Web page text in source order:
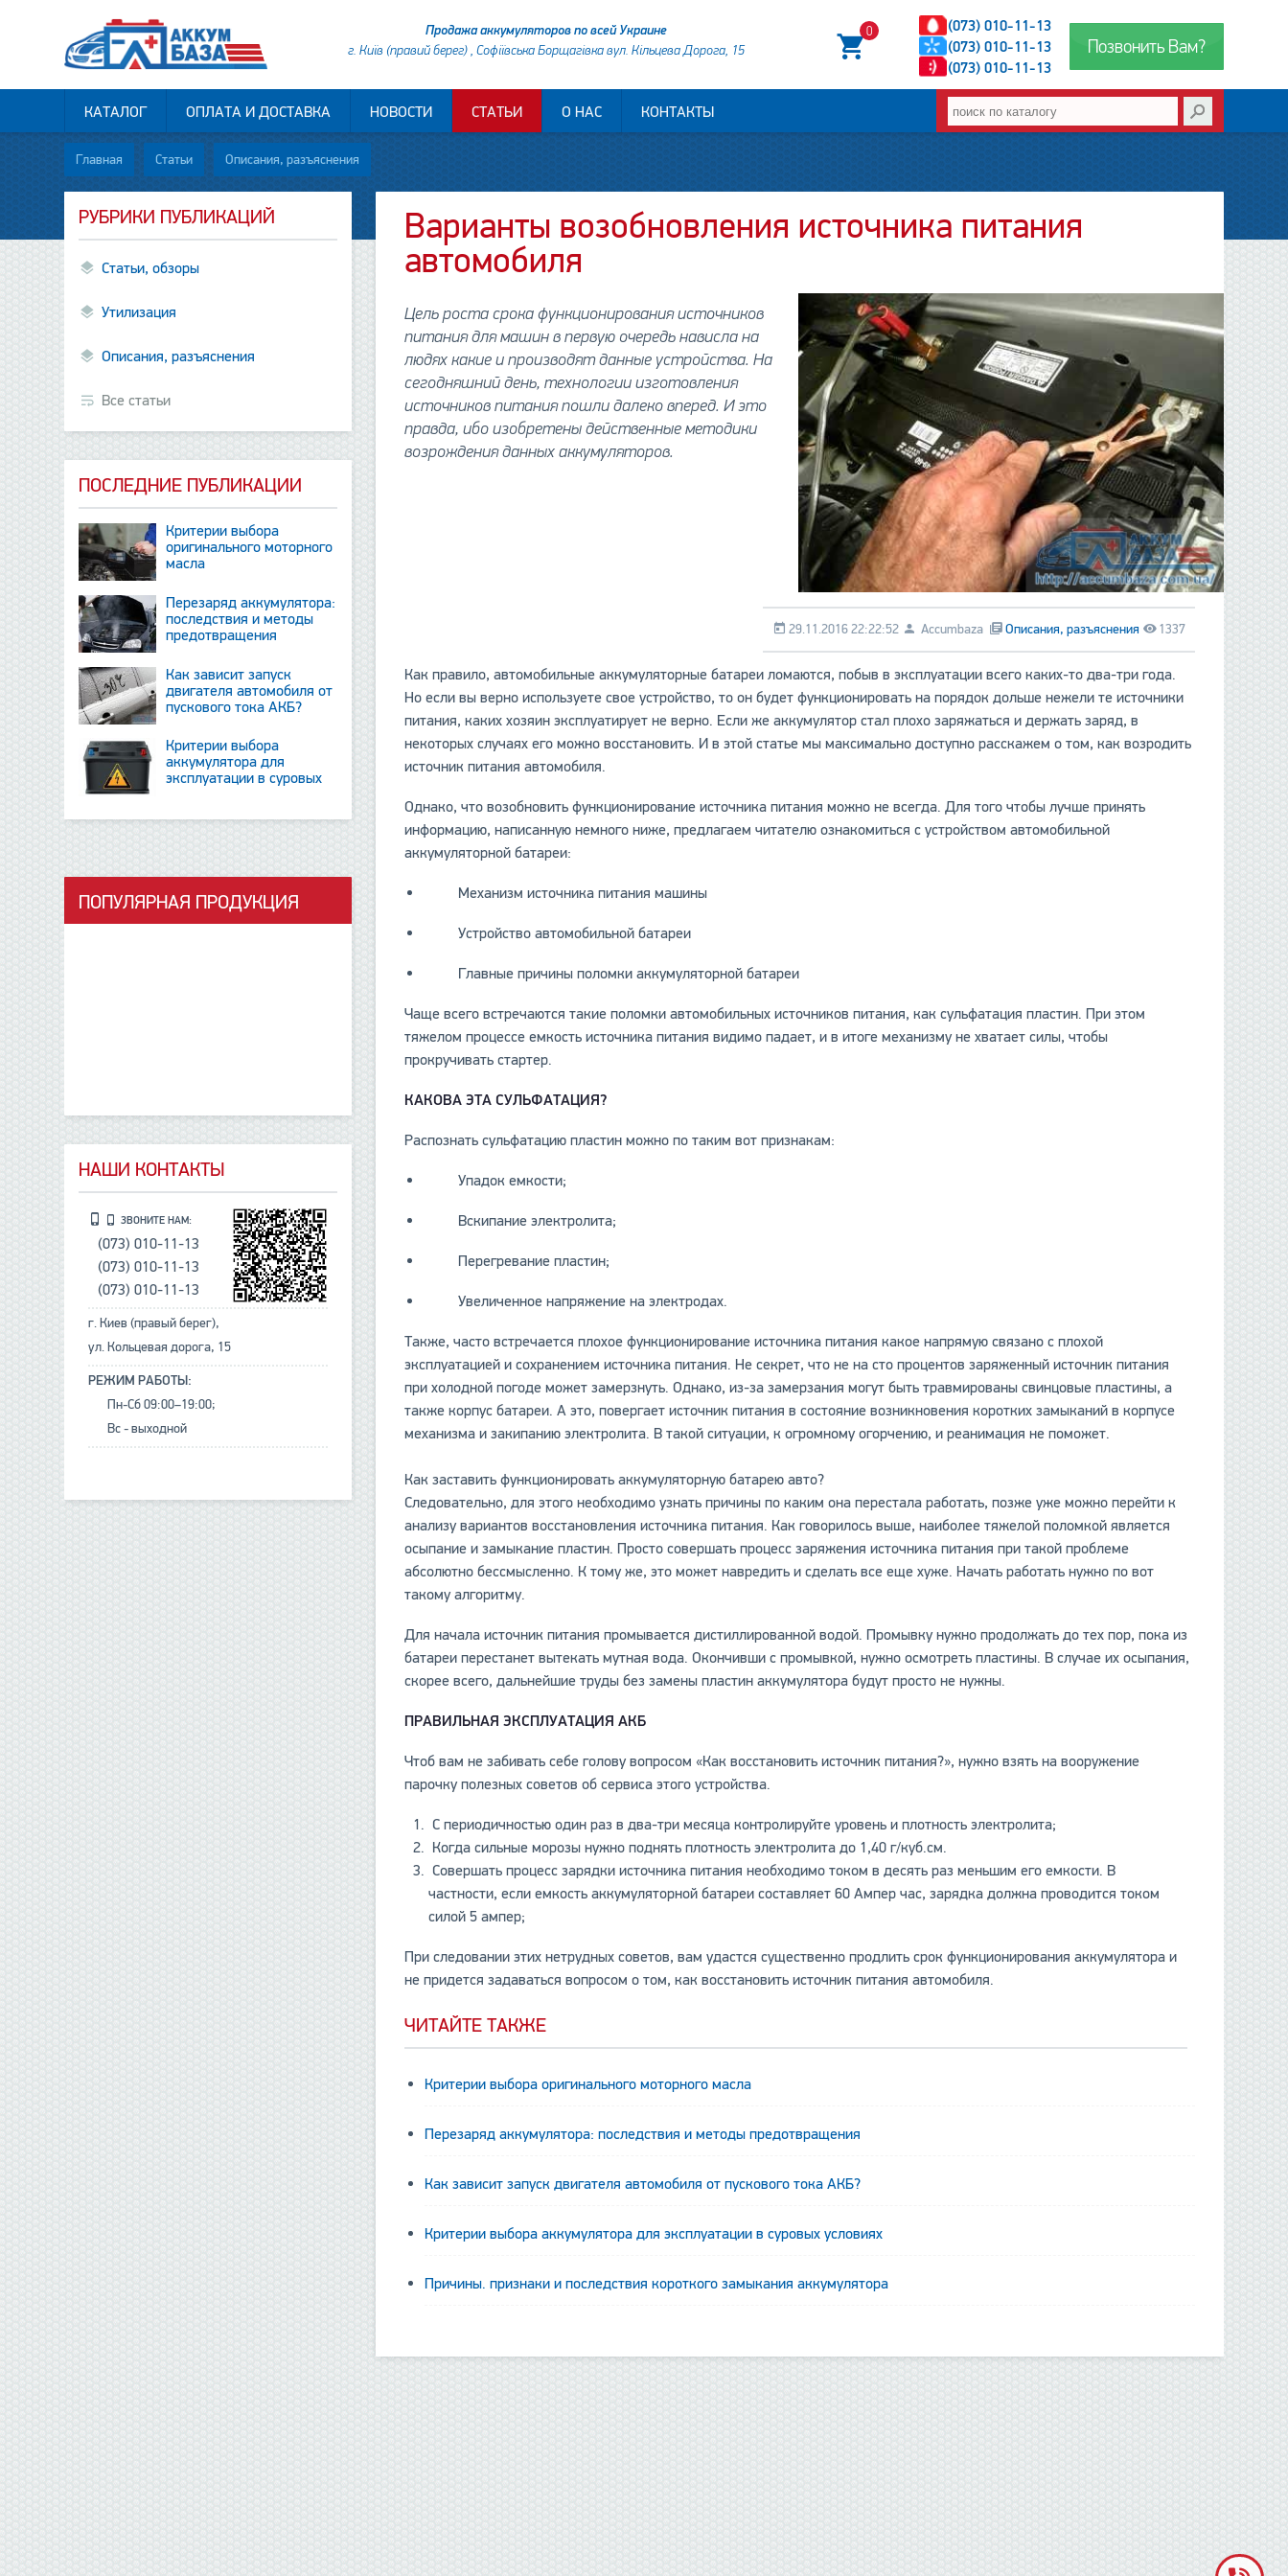
Позвонить Вам?
(073) 010-11-13
(073) 010-11-13
(073) 010-11-13
0
Продажа аккумуляторов по всей Украине
г. Київ (правий берег) , Софіївська Борщагівка вул. Кільцева Дорога, 15
КАТАЛОГ ОПЛАТА И ДОСТАВКА НОВОСТИ СТАТЬИ О НАС КОНТАКТЫ
Главная Статьи Описания, разъяснения
Варианты возобновления источника питания
автомобиля
Цель роста срока функционирования источников
питания для машин в первую очередь нависла на
людях какие и производят данные устройства. На
сегодняшний день, технологии изготовления
источников питания пошли далеко вперед. И это
правда, ибо изобретены действенные методики
возрождения данных аккумуляторов.
Описания, разъяснения 1337
29.11.2016 22:22:52 Accumbaza
Как правило, автомобильные аккумуляторные батареи ломаются, побыв в эксплуатации всего каких-то два-три года.
Но если вы верно используете свое устройство, то он будет функционировать на порядок дольше нежели те источники
питания, каких хозяин эксплуатирует не верно. Если же аккумулятор стал плохо заряжаться и держать заряд, в
некоторых случаях его можно восстановить. И в этой статье мы максимально доступно расскажем о том, как возродить
источник питания автомобиля.
Однако, что возобновить функционирование источника питания можно не всегда. Для того чтобы лучше принять
информацию, написанную немного ниже, предлагаем читателю ознакомиться с устройством автомобильной
аккумуляторной батареи:
Механизм источника питания машины
Устройство автомобильной батареи
Главные причины поломки аккумуляторной батареи
Чаще всего встречаются такие поломки автомобильных источников питания, как сульфатация пластин. При этом
тяжелом процессе емкость источника питания видимо падает, и в итоге механизму не хватает силы, чтобы
прокручивать стартер.
КАКОВА ЭТА СУЛЬФАТАЦИЯ?
Распознать сульфатацию пластин можно по таким вот признакам:
Упадок емкости;
Вскипание электролита;
Перегревание пластин;
Увеличенное напряжение на электродах.
Также, часто встречается плохое функционирование источника питания какое напрямую связано с плохой
эксплуатацией и сохранением источника питания. Не секрет, что не на сто процентов заряженный источник питания
при холодной погоде может замерзнуть. Однако, из-за замерзания могут быть травмированы свинцовые пластины, а
также корпус батареи. А это, повергает источник питания в состояние возникновения коротких замыканий в корпусе
механизма и закипанию электролита. В такой ситуации, к огромному огорчению, и реанимация не поможет.
Как заставить функционировать аккумуляторную батарею авто?
Следовательно, для этого необходимо узнать причины по каким она перестала работать, позже уже можно перейти к
анализу вариантов восстановления источника питания. Как говорилось выше, наиболее тяжелой поломкой является
осыпание и замыкание пластин. Просто совершать процесс заряжения источника питания при такой проблеме
абсолютно бессмысленно. К тому же, это может навредить и сделать все еще хуже. Начать работать нужно по вот
такому алгоритму.
Для начала источник питания промывается дистиллированной водой. Промывку нужно продолжать до тех пор, пока из
батареи перестанет вытекать мутная вода. Окончивши с промывкой, нужно осмотреть пластины. В случае их осыпания,
скорее всего, дальнейшие труды без замены пластин аккумулятора будут просто не нужны.
ПРАВИЛЬНАЯ ЭКСПЛУАТАЦИЯ АКБ
Чтоб вам не забивать себе голову вопросом «Как восстановить источник питания?», нужно взять на вооружение
парочку полезных советов об сервиса этого устройства.
С периодичностью один раз в два-три месяца контролируйте уровень и плотность электролита;
Когда сильные морозы нужно поднять плотность электролита до 1,40 г/куб.см.
Совершать процесс зарядки источника питания необходимо током в десять раз меньшим его емкости. В
частности, если емкость аккумуляторной батареи составляет 60 Ампер час, зарядка должна проводится током
силой 5 ампер;
При следовании этих нетрудных советов, вам удастся существенно продлить срок функционирования аккумулятора и
не придется задаваться вопросом о том, как восстановить источник питания автомобиля.
ЧИТАЙТЕ ТАКЖЕ
Критерии выбора оригинального моторного масла
Перезаряд аккумулятора: последствия и методы предотвращения
Как зависит запуск двигателя автомобиля от пускового тока АКБ?
Критерии выбора аккумулятора для эксплуатации в суровых условиях
Причины. признаки и последствия короткого замыкания аккумулятора
РУБРИКИ ПУБЛИКАЦИЙ
Статьи, обзоры
Утилизация
Описания, разъяснения
Все статьи
ПОСЛЕДНИЕ ПУБЛИКАЦИИ
Критерии выбора
оригинального моторного
масла
Перезаряд аккумулятора:
последствия и методы
предотвращения
Как зависит запуск
двигателя автомобиля от
пускового тока АКБ?
Критерии выбора
аккумулятора для
эксплуатации в суровых
ПОПУЛЯРНАЯ ПРОДУКЦИЯ
НАШИ КОНТАКТЫ
ЗВОНИТЕ НАМ:
(073) 010-11-13
(073) 010-11-13
(073) 010-11-13
г. Киев (правый берег),
ул. Кольцевая дорога, 15
РЕЖИМ РАБОТЫ:
Пн-Сб 09:00–19:00;
Вс - выходной